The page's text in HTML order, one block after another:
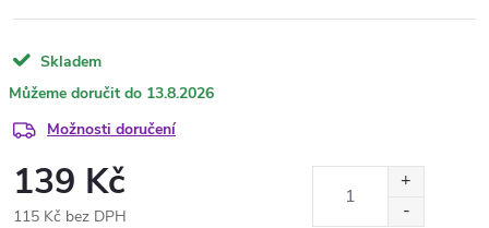
Skladem
13.8.2026
Možnosti doručení
139 Kč
115 Kč bez DPH